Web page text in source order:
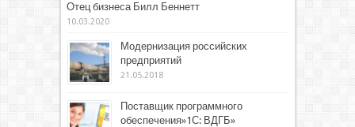
Отец бизнеса Билл Беннетт
10.03.2020
Модернизация российских
предприятий
21.05.2018
Поставщик программного
обеспечения»1С: ВДГБ»